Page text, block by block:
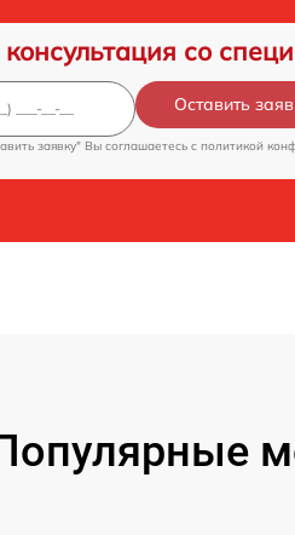
со
Оставить
заявку" Вы соглашаетесь c политикой